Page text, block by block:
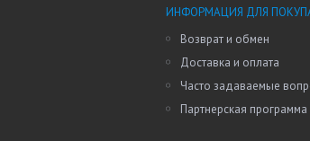
ИНФОРМАЦИЯ ДЛЯ
Возврат и обмен
Доставка и оплата
Часто задаваемые
Партнерская программа